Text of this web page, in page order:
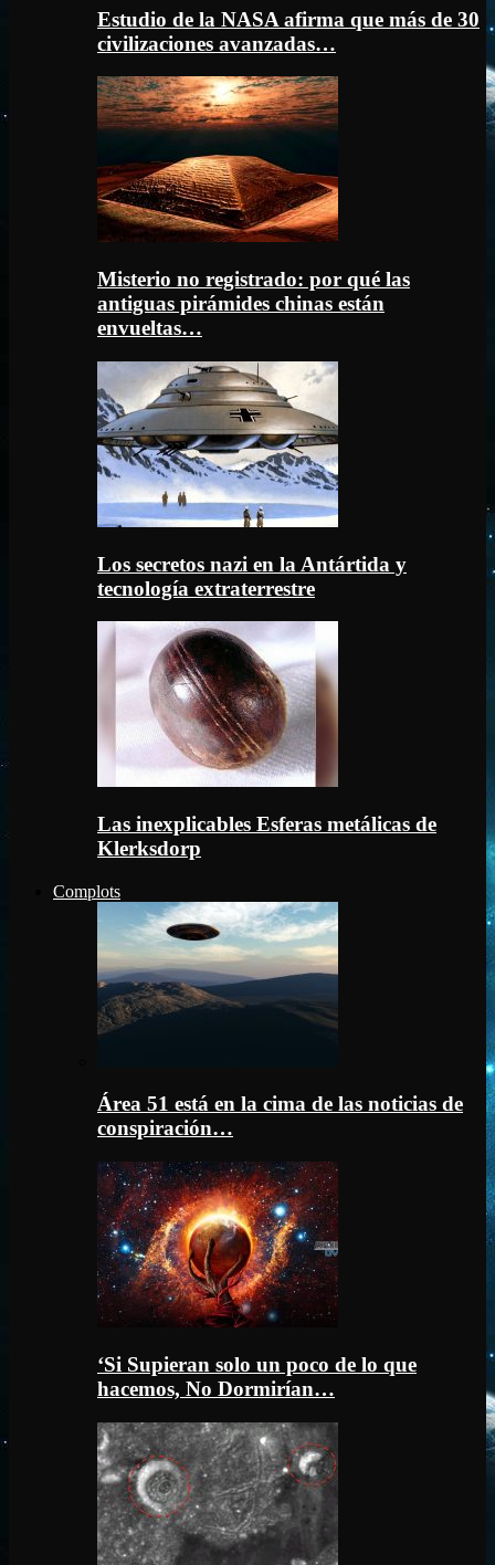
Estudio de la NASA afirma que más de 30
civilizaciones avanzadas…
Misterio no registrado: por qué las
antiguas pirámides chinas están
envueltas…
Los secretos nazi en la Antártida y
tecnología extraterrestre
Las inexplicables Esferas metálicas de
Klerksdorp
Complots
Área 51 está en la cima de las noticias de
conspiración…
‘Si Supieran solo un poco de lo que
hacemos, No Dormirían…